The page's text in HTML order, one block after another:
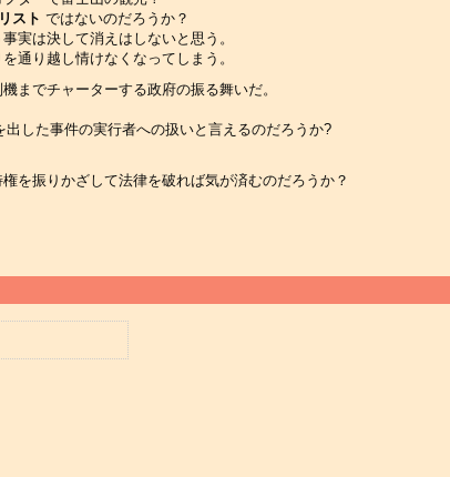
スト ではないのだろうか？
実は決して消えはしないと思う。
通り越し情けなくなってしまう。
までチャーターする政府の振る舞いだ。
した事件の実行者への扱いと言えるのだろうか?
を振りかざして法律を破れば気が済むのだろうか？